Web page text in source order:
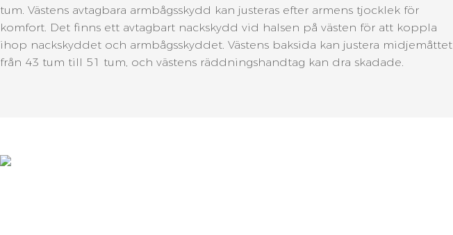
tum. Västens avtagbara armbågsskydd kan justeras efter armens tjocklek för
komfort. Det finns ett avtagbart nackskydd vid halsen på västen för att koppla
ihop nackskyddet och armbågsskyddet. Västens baksida kan justera midjemåttet
från 43 tum till 51 tum, och västens räddningshandtag kan dra skadade.